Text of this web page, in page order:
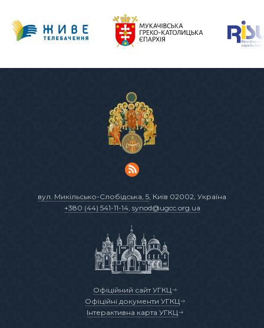
вул. Микільсько-Слобідська, 5, Київ 02002, Україна
+380 (44) 541-11-14, synod@ugcc.org.ua
Офіційний сайт УГКЦ
Офіційні документи УГКЦ
Інтерактивна карта УГКЦ